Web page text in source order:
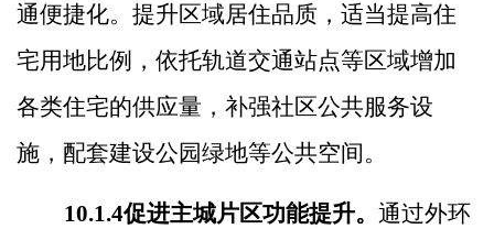
通便捷化。提升区域居住品质，适当提高住
宅用地比例，依托轨道交通站点等区域增加
各类住宅的供应量，补强社区公共服务设
施，配套建设公园绿地等公共空间。
10.1.4促进主城片区功能提升。 通过外环